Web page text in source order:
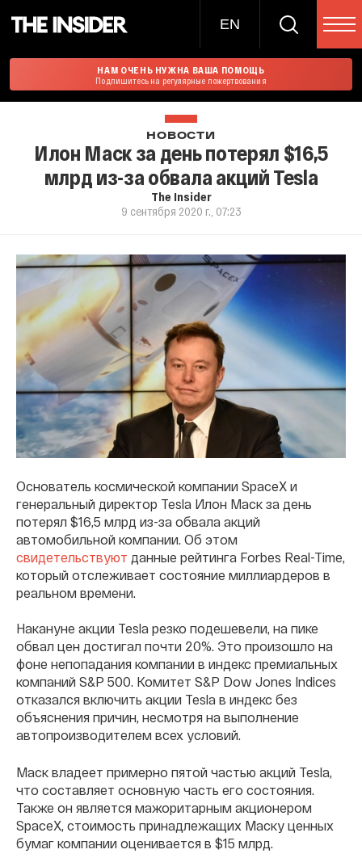
EN
НАМ ОЧЕНЬ НУЖНА ВАША ПОМОЩЬ
Подпишитесь на регулярные пожертвования
НОВОСТИ
Илон Маск за день потерял $16,5
млрд из-за обвала акций Tesla
The Insider
9 сентября 2020 г., 07:23
Основатель космической компании SpaceX и
генеральный директор Tesla Илон Маск за день
потерял $16,5 млрд из-за обвала акций
автомобильной компании. Об этом
свидетельствуют данные рейтинга Forbes Real-Time,
который отслеживает состояние миллиардеров в
реальном времени.
Накануне акции Tesla резко подешевели, на пике
обвал цен достигал почти 20%. Это произошло на
фоне непопадания компании в индекс премиальных
компаний S&P 500. Комитет S&P Dow Jones Indices
отказался включить акции Tesla в индекс без
объяснения причин, несмотря на выполнение
автопроизводителем всех условий.
Маск владеет примерно пятой частью акций Tesla,
что составляет основную часть его состояния.
Также он является мажоритарным акционером
SpaceX, стоимость принадлежащих Маску ценных
бумаг компании оценивается в $15 млрд.